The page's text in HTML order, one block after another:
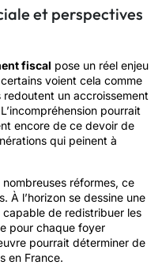
et perspectives
fiscal pose un réel enjeu
voient cela comme
redoutent un accroissement
pourrait
encore de ce devoir de
qui peinent à
réformes, ce
À l’horizon se dessine une
de redistribuer les
pour chaque foyer
pourrait déterminer de
en France.